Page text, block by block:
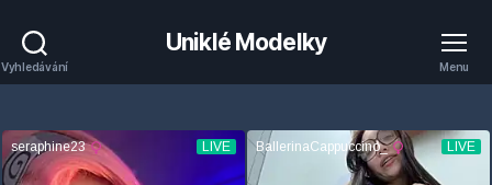
Vyhledávání
Uniklé Modelky
Menu